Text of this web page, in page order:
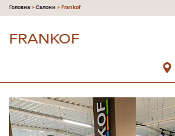
Головна > Салони > Frankof
FRANKOF